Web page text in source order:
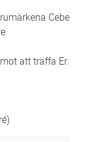
Cebe
att träffa Er.